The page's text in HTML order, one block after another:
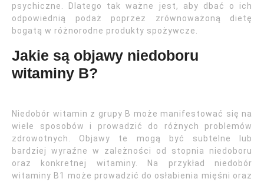
psychiczne. Dlatego tak ważne jest, aby dbać o ich
odpowiednią podaż poprzez zrównoważoną dietę
bogatą w różnorodne produkty spożywcze.
Jakie są objawy niedoboru
witaminy B?
Niedobór witamin z grupy B może manifestować się na
wiele sposobów i prowadzić do różnych problemów
zdrowotnych. Objawy te mogą być subtelne lub
bardziej wyraźne w zależności od stopnia niedoboru
oraz konkretnej witaminy. Na przykład niedobór
witaminy B1 może prowadzić do osłabienia mięśni oraz